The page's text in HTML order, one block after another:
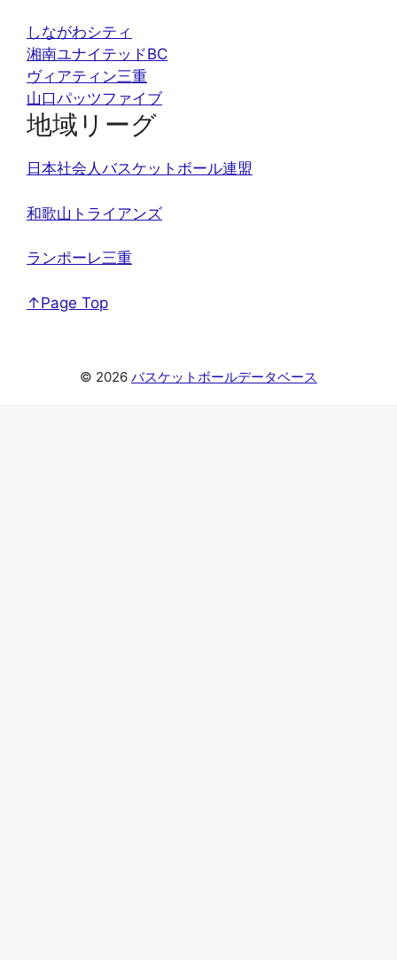
しながわシティ
湘南ユナイテッドBC
ヴィアティン三重
山口パッツファイブ
地域リーグ
日本社会人バスケットボール連盟
和歌山トライアンズ
ランポーレ三重
↑Page Top
© 2026 バスケットボールデータベース